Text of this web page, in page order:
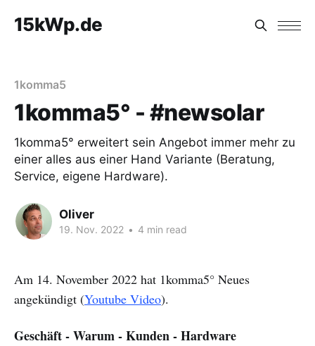
15kWp.de
1komma5
1komma5° - #newsolar
1komma5° erweitert sein Angebot immer mehr zu
einer alles aus einer Hand Variante (Beratung,
Service, eigene Hardware).
Oliver
19. Nov. 2022 • 4 min read
Am 14. November 2022 hat 1komma5° Neues
angekündigt (Youtube Video).
Geschäft - Warum - Kunden - Hardware